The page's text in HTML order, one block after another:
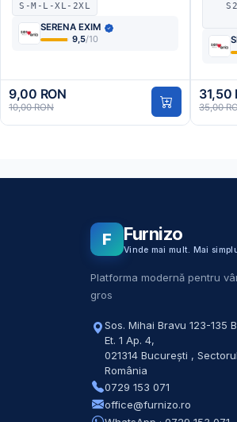
S-M-L-XL-2XL
SERENA EXIM
9,5/10
9,00 RON
10,00 RON
31,50
35,00
F Furnizo
Vinde mai mult. Mai
Platforma modernă pentru
gros
Sos. Mihai Bravu 123-135
Et. 1 Ap. 4,
021314 București ,
România
0729 153 071
office@furnizo.ro